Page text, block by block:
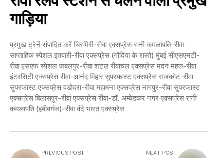
गाड़िया
प्रमुख ट्रेनें संपादित करें चिरमिरी-रीवा एक्सप्रेस रानी कमलापति-रीवा
साप्ताहिक स्पेशल इतवारी-रीवा एक्सप्रेस (गोंदिया के रास्ते) मुंबई सीएसएमटी-
रीवा एसएफ स्पेशल जबलपुर-रीवा शटल रीवाचल एक्सप्रेस मदन महल-रीवा
इंटरसिटी एक्सप्रेस रीवा-आनंद विहार सुपरफास्ट एक्सप्रेस राजकोट-रीवा
सुपरफास्ट एक्सप्रेस वडोदरा-रीवा महामना एक्सप्रेस नागपुर-रीवा सुपरफास्ट
एक्सप्रेस बिलासपुर-रीवा एक्सप्रेस रीवा-डॉ. अम्बेडकर नगर एक्सप्रेस रानी
कमलापति (हबीबगंज)-रीवा वंदे भारत एक्सप्रेस
PREVIOUS POST NEXT POST